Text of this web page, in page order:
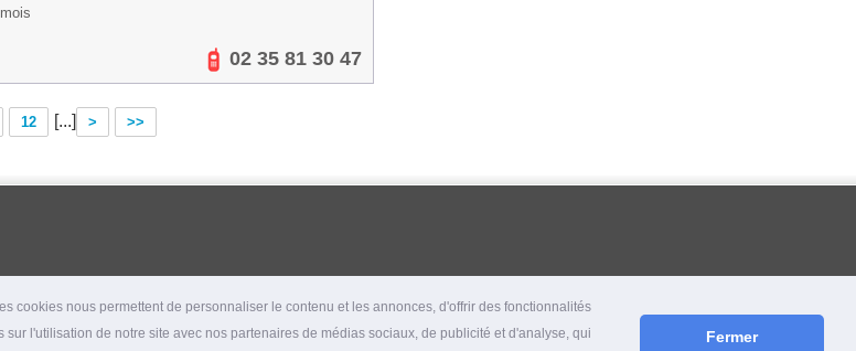
cookies nous permettent de personnaliser le contenu et les annonces, d'offrir des fonctionnalités
l'utilisation de notre site avec nos partenaires de médias sociaux, de publicité et d'analyse, qui
Fermer
02 35 81 30 47
12 [...] > >>